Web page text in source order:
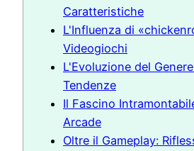
Caratteristiche
L'Influenza di
Videogiochi
L'Evoluzione del
Tendenze
Il Fascino
Arcade
Oltre il Gameplay: